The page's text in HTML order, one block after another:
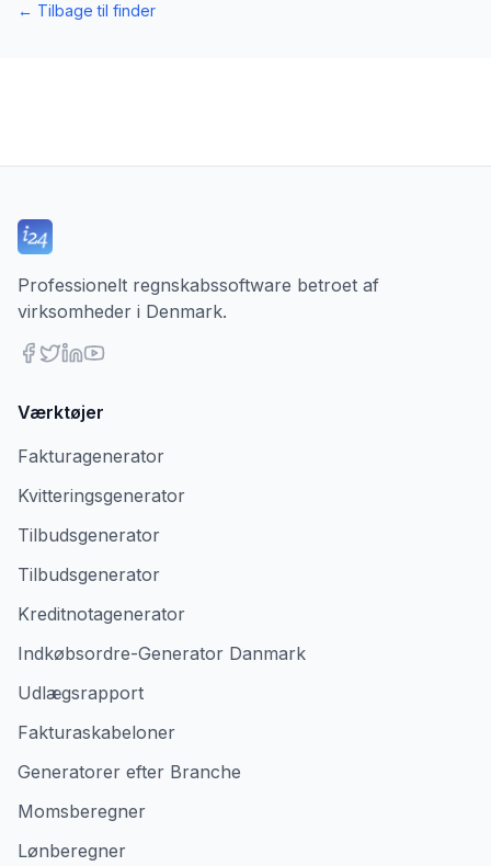
← Tilbage til finder
Professionelt regnskabssoftware betroet af
virksomheder i Denmark.
Værktøjer
Fakturagenerator
Kvitteringsgenerator
Tilbudsgenerator
Tilbudsgenerator
Kreditnotagenerator
Indkøbsordre-Generator Danmark
Udlægsrapport
Fakturaskabeloner
Generatorer efter Branche
Momsberegner
Lønberegner